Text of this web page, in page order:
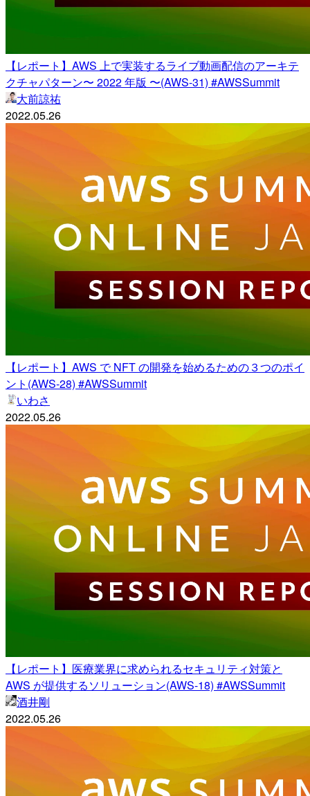
【レポート】AWS 上で実装するライブ動画配信のアーキテ
クチャパターン〜 2022 年版 〜(AWS-31) #AWSSummit
大前諒祐
2022.05.26
【レポート】AWS で NFT の開発を始めるための３つのポイ
ント(AWS-28) #AWSSummit
いわさ
2022.05.26
【レポート】医療業界に求められるセキュリティ対策と
AWS が提供するソリューション(AWS-18) #AWSSummit
酒井剛
2022.05.26